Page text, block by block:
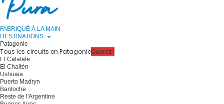
FABRIQUÉ À LA MAIN
DESTINATIONS
Patagonie
Tous les circuits en PatagonieOuvrez !
El Calafate
El Chaltén
Ushuaia
Puerto Madryn
Bariloche
Reste de l'Argentine